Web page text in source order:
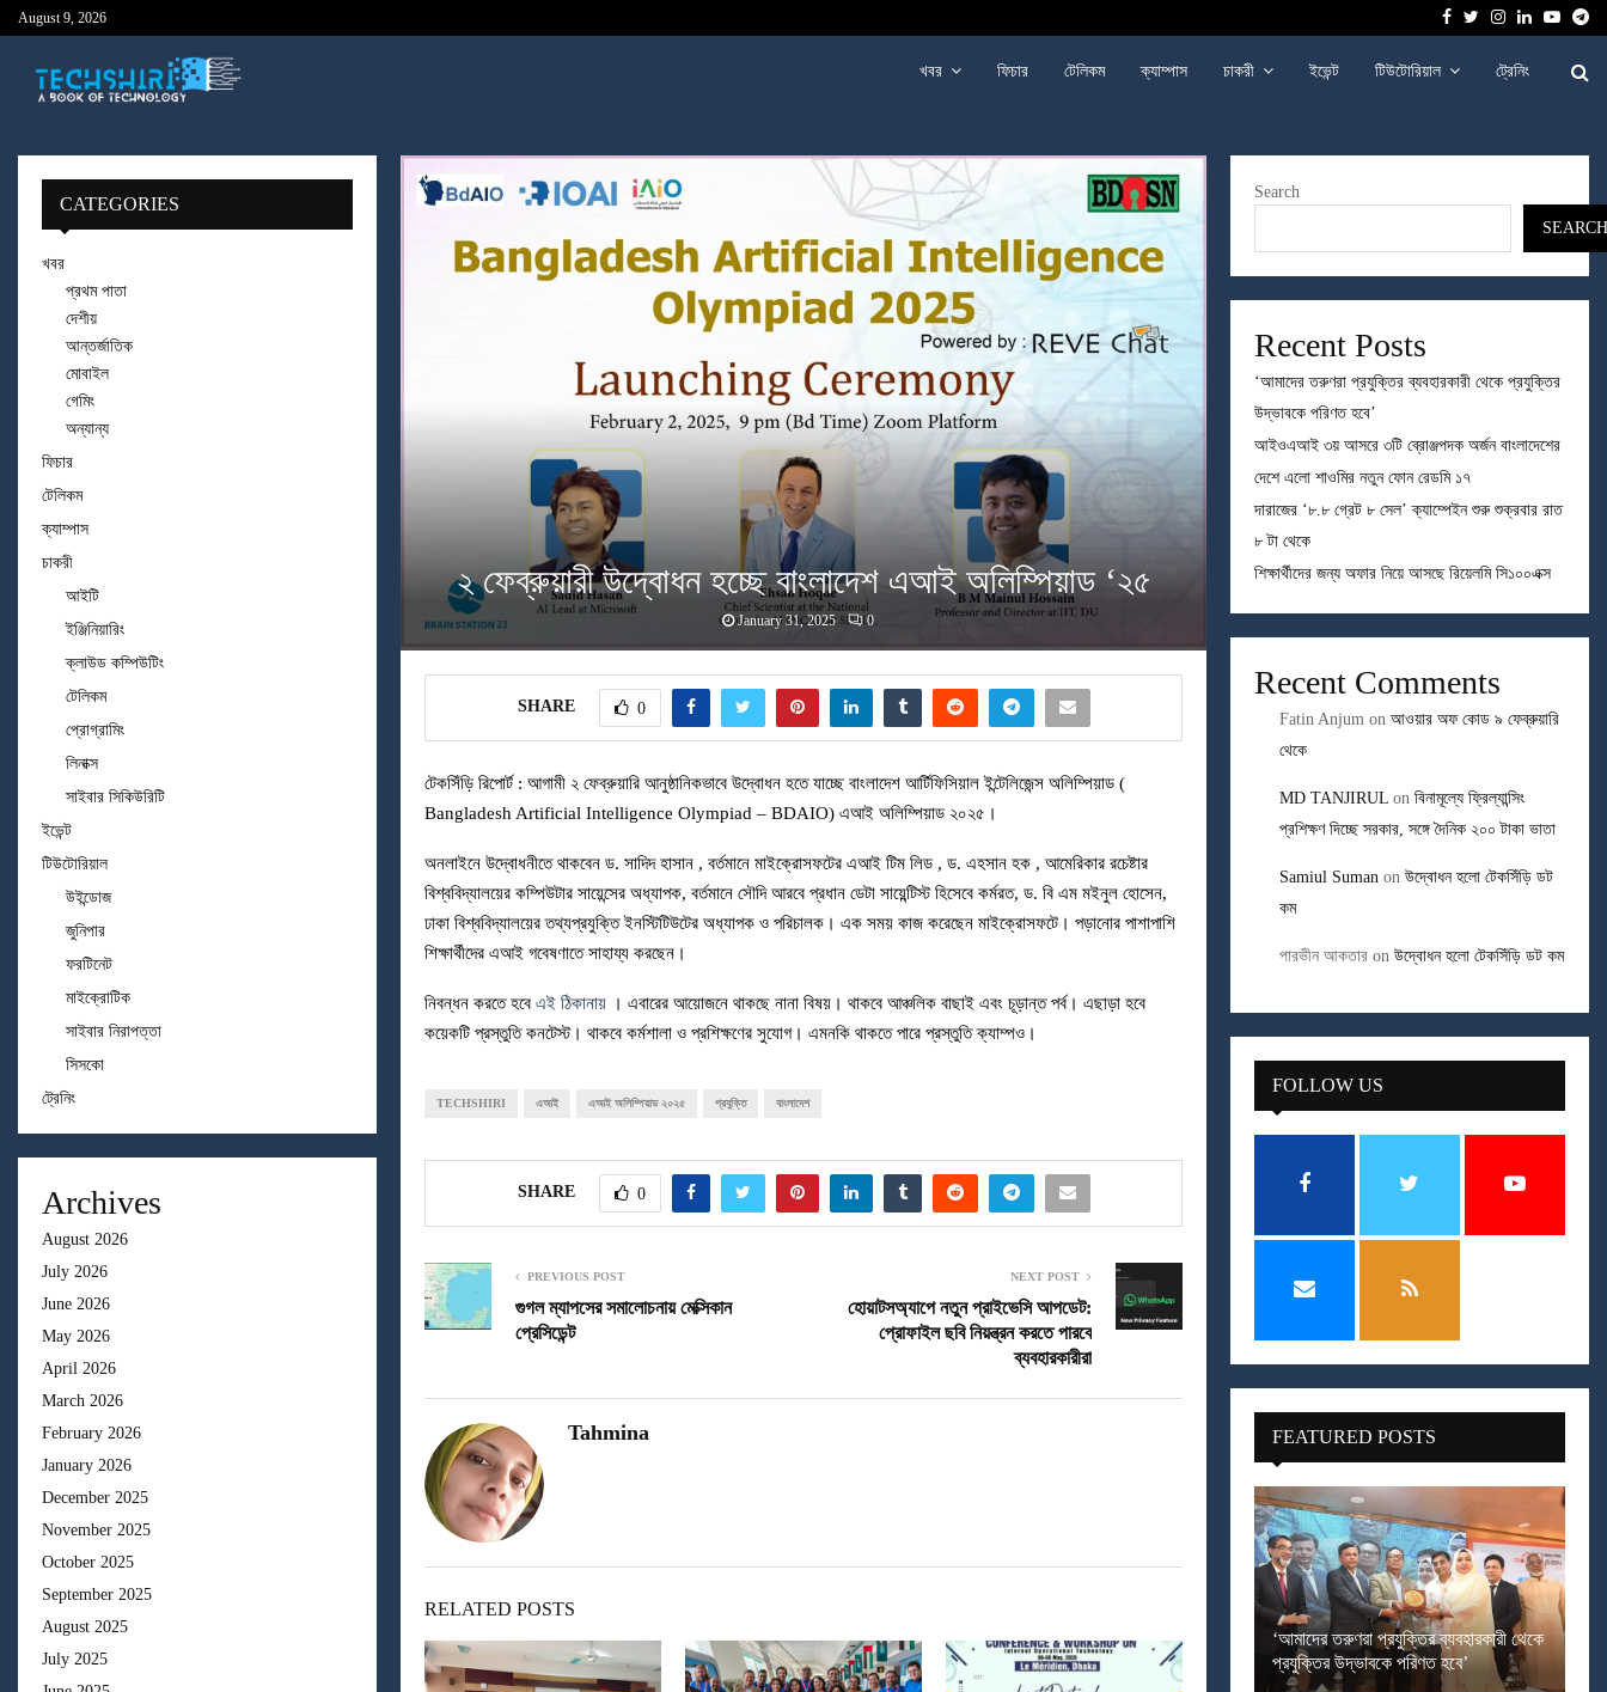
August 9, 2026 FacebookTwitter
Instagram
Linkedin
খবর ফিচার টেলিকম ক্যাম্পাস চাকরী ইভেন্ট টিউটোরিয়াল ট্রেনিং
২ ফেব্রুয়ারী উদ্বোধন হচ্ছে বাংলাদেশ এআই অলিম্পিয়াড ‘২৫
January 31, 2025 0
SHARE 0
টেকসিঁড়ি রিপোর্ট : আগামী ২ ফেব্রুয়ারি আনুষ্ঠানিকভাবে উদ্বোধন হতে যাচ্ছে বাংলাদেশ আর্টিফিসিয়াল ইন্টেলিজেন্স অলিম্পিয়াড (
Bangladesh Artificial Intelligence Olympiad – BDAIO) এআই অলিম্পিয়াড ২০২৫।
অনলাইনে উদ্বোধনীতে থাকবেন ড. সাদিদ হাসান , বর্তমানে মাইক্রোসফটের এআই টিম লিড , ড. এহসান হক , আমেরিকার রচেষ্টার
বিশ্ববিদ্যালয়ের কম্পিউটার সায়েন্সের অধ্যাপক, বর্তমানে সৌদি আরবে প্রধান ডেটা সায়েন্টিস্ট হিসেবে কর্মরত, ড. বি এম মইনুল হোসেন,
ঢাকা বিশ্ববিদ্যালয়ের তথ্যপ্রযুক্তি ইনস্টিটিউটের অধ্যাপক ও পরিচালক। এক সময় কাজ করেছেন মাইক্রোসফটে। পড়ানোর পাশাপাশি
শিক্ষার্থীদের এআই গবেষণাতে সাহায্য করছেন।
নিবন্ধন করতে হবে এই ঠিকানায় । এবারের আয়োজনে থাকছে নানা বিষয়। থাকবে আঞ্চলিক বাছাই এবং চূড়ান্ত পর্ব। এছাড়া হবে
কয়েকটি প্রস্তুতি কনটেস্ট। থাকবে কর্মশালা ও প্রশিক্ষণের সুযোগ। এমনকি থাকতে পারে প্রস্তুতি ক্যাম্পও।
TECHSHIRI এআই এআই অলিম্পিয়াড ২০২৫ প্রযুক্তি বাংলাদেশ
SHARE 0
PREVIOUS POST
গুগল ম্যাপসের সমালোচনায় মেক্সিকান
প্রেসিডেন্ট
NEXT POST
হোয়াটসঅ্যাপে নতুন প্রাইভেসি আপডেট:
প্রোফাইল ছবি নিয়ন্ত্রন করতে পারবে
ব্যবহারকারীরা
Tahmina
RELATED POSTS
CATEGORIES
খবর
প্রথম পাতা
দেশীয়
আন্তর্জাতিক
মোবাইল
গেমিং
অন্যান্য
ফিচার
টেলিকম
ক্যাম্পাস
চাকরী
আইটি
ইঞ্জিনিয়ারিং
ক্লাউড কম্পিউটিং
টেলিকম
প্রোগ্রামিং
লিনাক্স
সাইবার সিকিউরিটি
ইভেন্ট
টিউটোরিয়াল
উইন্ডোজ
জুনিপার
ফরটিনেট
মাইক্রোটিক
সাইবার নিরাপত্তা
সিসকো
ট্রেনিং
Archives
August 2026
July 2026
June 2026
May 2026
April 2026
March 2026
February 2026
January 2026
December 2025
November 2025
October 2025
September 2025
August 2025
July 2025
Search
SEARCH
Recent Posts
‘আমাদের তরুণরা প্রযুক্তির ব্যবহারকারী থেকে প্রযুক্তির
উদ্ভাবকে পরিণত হবে’
আইওএআই ৩য় আসরে ৩টি ব্রোঞ্জপদক অর্জন বাংলাদেশের
দেশে এলো শাওমির নতুন ফোন রেডমি ১৭
দারাজের ‘৮.৮ গ্রেট ৮ সেল’ ক্যাম্পেইন শুরু শুক্রবার রাত
৮ টা থেকে
শিক্ষার্থীদের জন্য অফার নিয়ে আসছে রিয়েলমি সি১০০এক্স
Recent Comments
Fatin Anjum on আওয়ার অফ কোড ৯ ফেব্রুয়ারি
থেকে
MD TANJIRUL on বিনামূল্যে ফ্রিল্যান্সিং
প্রশিক্ষণ দিচ্ছে সরকার, সঙ্গে দৈনিক ২০০ টাকা ভাতা
Samiul Suman on উদ্বোধন হলো টেকসিঁড়ি ডট
কম
পারভীন আকতার on উদ্বোধন হলো টেকসিঁড়ি ডট কম
FOLLOW US
FEATURED POSTS
‘আমাদের তরুণরা প্রযুক্তির ব্যবহারকারী থেকে
প্রযুক্তির উদ্ভাবকে পরিণত হবে’